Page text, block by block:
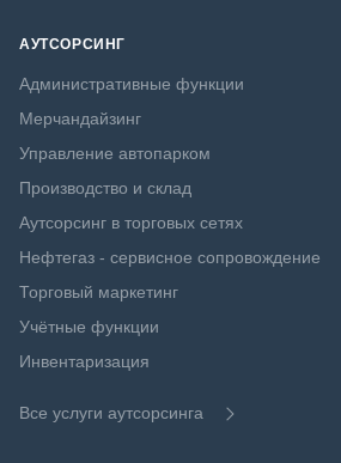
АУТСОРСИНГ
Административные функции
Мерчандайзинг
Управление автопарком
Производство и склад
Аутсорсинг в торговых сетях
Нефтегаз - сервисное сопровождение
Торговый маркетинг
Учётные функции
Инвентаризация
Все услуги аутсорсинга